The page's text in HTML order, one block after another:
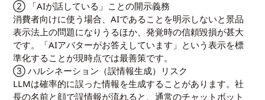
② 「AIが話している」ことの開示義務
消費者向けに使う場合、AIであることを明示しないと景品
表示法上の問題になりうるほか、発覚時の信頼毀損が甚大
です。「AIアバターがお答えしています」という表示を標
準化することが現時点では最善策です。
③ ハルシネーション（誤情報生成）リスク
LLMは確率的に誤った情報を生成することがあります。社
長の名前と顔で誤情報が流れると、通常のチャットボット